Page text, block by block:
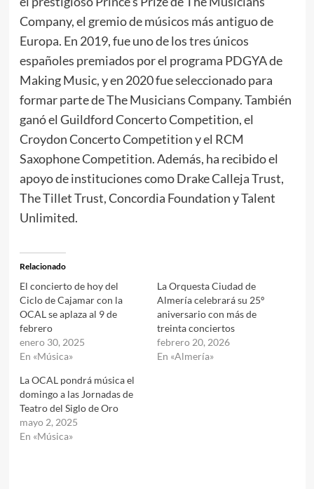
Company, el gremio de músicos más antiguo de
Europa. En 2019, fue uno de los tres únicos
españoles premiados por el programa PDGYA de
Making Music, y en 2020 fue seleccionado para
formar parte de The Musicians Company. También
ganó el Guildford Concerto Competition, el
Croydon Concerto Competition y el RCM
Saxophone Competition. Además, ha recibido el
apoyo de instituciones como Drake Calleja Trust,
The Tillet Trust, Concordia Foundation y Talent
Unlimited.
Relacionado
El concierto de hoy del
Ciclo de Cajamar con la
OCAL se aplaza al 9 de
febrero
enero 30, 2025
En «Música»
La Orquesta Ciudad de
Almería celebrará su 25º
aniversario con más de
treinta conciertos
febrero 20, 2026
En «Almería»
La OCAL pondrá música el
domingo a las Jornadas de
Teatro del Siglo de Oro
mayo 2, 2025
En «Música»